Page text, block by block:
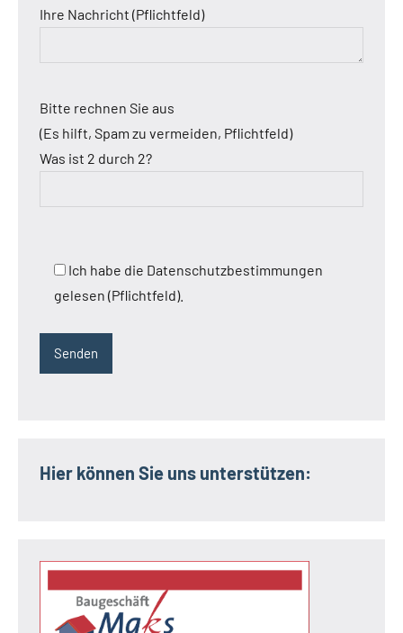
Ihre Nachricht (Pflichtfeld)
Bitte rechnen Sie aus
(Es hilft, Spam zu vermeiden, Pflichtfeld)
Was ist 2 durch 2?
Ich habe die Datenschutzbestimmungen
gelesen (Pflichtfeld).
Hier können Sie uns unterstützen: